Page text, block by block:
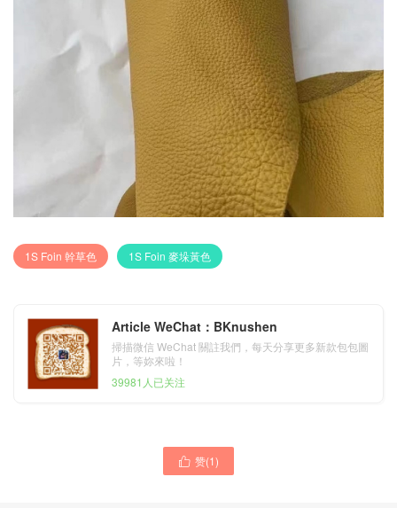
1S Foin 幹草色 1S Foin 麥垛黃色
Article WeChat：BKnushen
掃描微信 WeChat 關註我們，每天分享更多新款包包圖
片，等妳來啦！
39981人已关注
 赞(1)
3I Vert Criquet 牛油果綠 蟋
愛馬仕皮革顏色大全
Hermes Birkin 25cm Togo